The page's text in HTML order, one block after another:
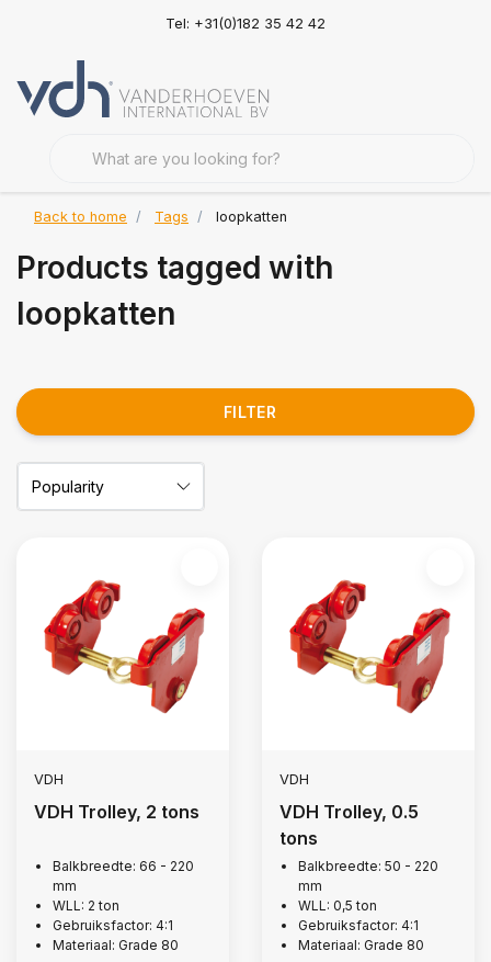
Tel: +31(0)182 35 42 42
Back to home Tags loopkatten
Products tagged with
loopkatten
FILTER
VDH
VDH Trolley, 2 tons
Balkbreedte: 66 - 220
mm
WLL: 2 ton
Gebruiksfactor: 4:1
Materiaal: Grade 80
VDH
VDH Trolley, 0.5
tons
Balkbreedte: 50 - 220
mm
WLL: 0,5 ton
Gebruiksfactor: 4:1
Materiaal: Grade 80